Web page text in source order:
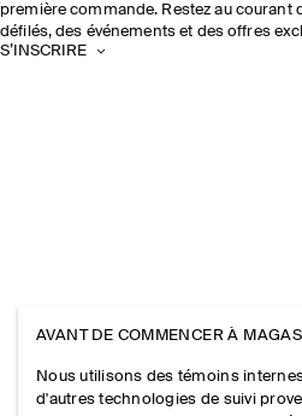
première commande. Restez au courant
défilés, des événements et des offres
S’INSCRIRE
AVANT DE COMMENCER À
Nous utilisons des témoins
d'autres technologies de suivi